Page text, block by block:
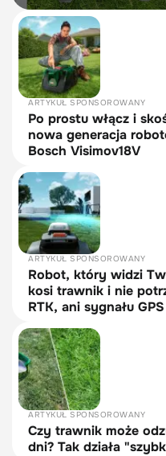
ARTYKUŁ SPONSOROWANY
Po prostu włącz i
nowa generacja
Bosch Visimov18V
ARTYKUŁ SPONSOROWANY
Robot, który widzi
kosi trawnik i nie
RTK, ani sygnału GPS
ARTYKUŁ SPONSOROWANY
Czy trawnik może
dni? Tak działa